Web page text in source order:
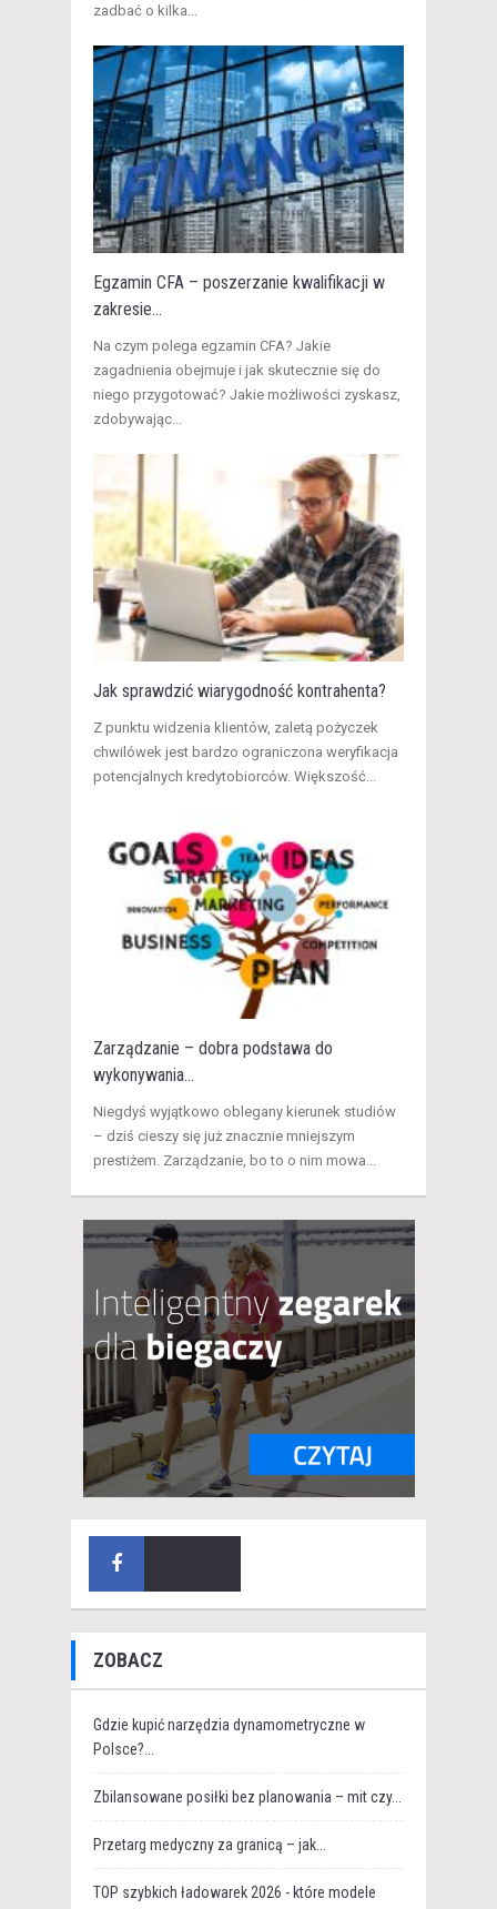
zadbać o kilka...
Egzamin CFA – poszerzanie kwalifikacji w
zakresie...
Na czym polega egzamin CFA? Jakie
zagadnienia obejmuje i jak skutecznie się do
niego przygotować? Jakie możliwości zyskasz,
zdobywając...
Jak sprawdzić wiarygodność kontrahenta?
​ Z punktu widzenia klientów, zaletą pożyczek
chwilówek jest bardzo ograniczona weryfikacja
potencjalnych kredytobiorców. Większość...
Zarządzanie – dobra podstawa do
wykonywania...
Niegdyś wyjątkowo oblegany kierunek studiów
– dziś cieszy się już znacznie mniejszym
prestiżem. Zarządzanie, bo to o nim mowa...
ZOBACZ
Gdzie kupić narzędzia dynamometryczne w
Polsce?...
Zbilansowane posiłki bez planowania – mit czy...
Przetarg medyczny za granicą – jak...
TOP szybkich ładowarek 2026 - które modele